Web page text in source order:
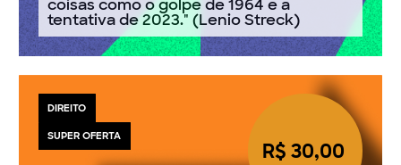
coisas como o golpe de 1964 e a
tentativa de 2023." (Lenio Streck)
DIREITO
SUPER OFERTA
R$ 30,00